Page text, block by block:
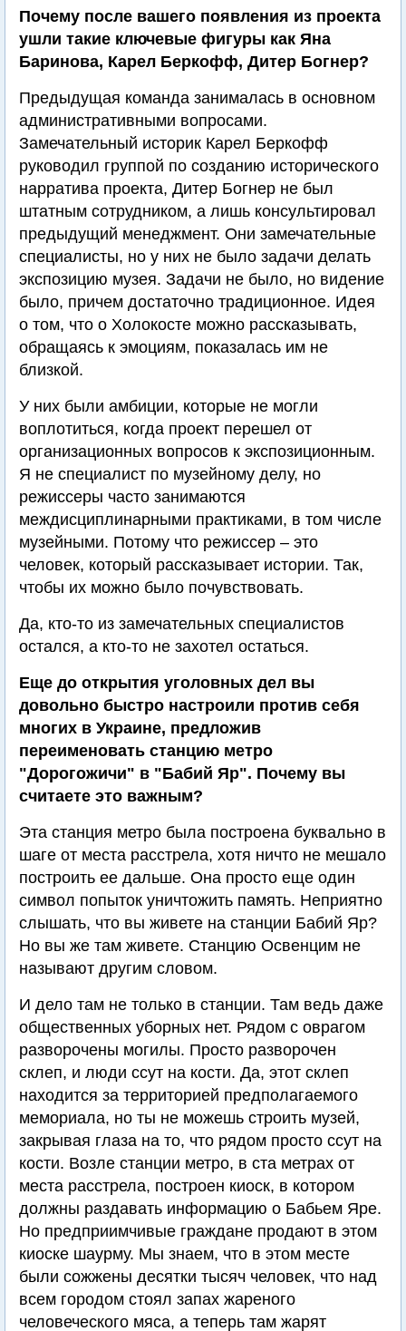
Почему после вашего появления из проекта
ушли такие ключевые фигуры как Яна
Баринова, Карел Беркофф, Дитер Богнер?
Предыдущая команда занималась в основном
административными вопросами.
Замечательный историк Карел Беркофф
руководил группой по созданию исторического
нарратива проекта, Дитер Богнер не был
штатным сотрудником, а лишь консультировал
предыдущий менеджмент. Они замечательные
специалисты, но у них не было задачи делать
экспозицию музея. Задачи не было, но видение
было, причем достаточно традиционное. Идея
о том, что о Холокосте можно рассказывать,
обращаясь к эмоциям, показалась им не
близкой.
У них были амбиции, которые не могли
воплотиться, когда проект перешел от
организационных вопросов к экспозиционным.
Я не специалист по музейному делу, но
режиссеры часто занимаются
междисциплинарными практиками, в том числе
музейными. Потому что режиссер – это
человек, который рассказывает истории. Так,
чтобы их можно было почувствовать.
Да, кто-то из замечательных специалистов
остался, а кто-то не захотел остаться.
Еще до открытия уголовных дел вы
довольно быстро настроили против себя
многих в Украине, предложив
переименовать станцию метро
"Дорогожичи" в "Бабий Яр". Почему вы
считаете это важным?
Эта станция метро была построена буквально в
шаге от места расстрела, хотя ничто не мешало
построить ее дальше. Она просто еще один
символ попыток уничтожить память. Неприятно
слышать, что вы живете на станции Бабий Яр?
Но вы же там живете. Станцию Освенцим не
называют другим словом.
И дело там не только в станции. Там ведь даже
общественных уборных нет. Рядом с оврагом
разворочены могилы. Просто разворочен
склеп, и люди ссут на кости. Да, этот склеп
находится за территорией предполагаемого
мемориала, но ты не можешь строить музей,
закрывая глаза на то, что рядом просто ссут на
кости. Возле станции метро, в ста метрах от
места расстрела, построен киоск, в котором
должны раздавать информацию о Бабьем Яре.
Но предприимчивые граждане продают в этом
киоске шаурму. Мы знаем, что в этом месте
были сожжены десятки тысяч человек, что над
всем городом стоял запах жареного
человеческого мяса, а теперь там жарят